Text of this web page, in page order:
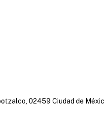
02459 Ciudad de